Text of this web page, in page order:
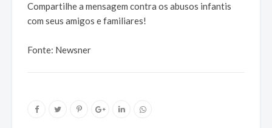
Compartilhe a mensagem contra os abusos infantis
com seus amigos e familiares!
Fonte: Newsner